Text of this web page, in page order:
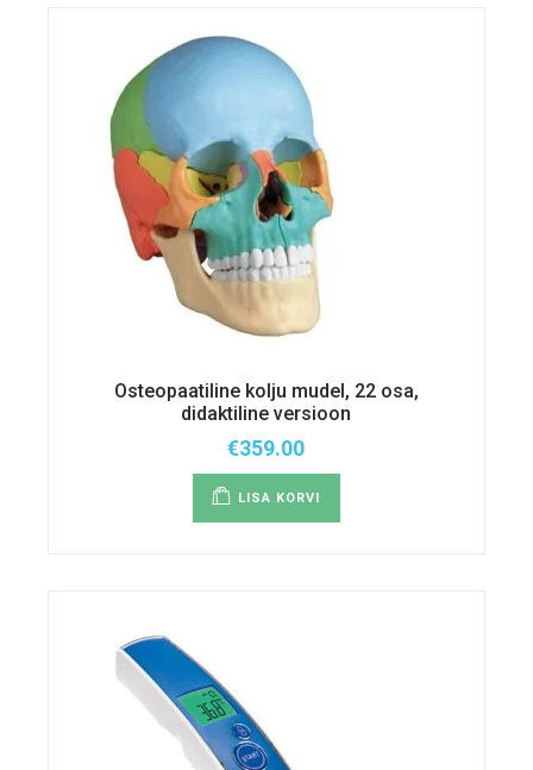
Osteopaatiline kolju mudel, 22 osa,
didaktiline versioon
€359.00
LISA KORVI